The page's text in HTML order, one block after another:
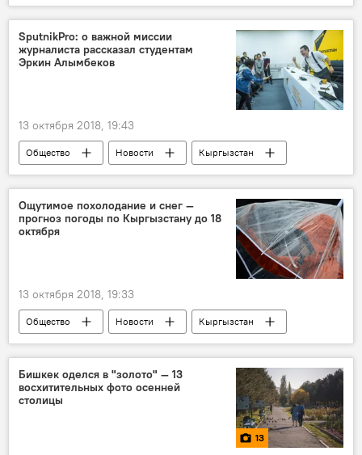
Балыкчи
ОДКБ учения
SputnikPro: о важной миссии
журналиста рассказал студентам
Эркин Алымбеков
13 октября 2018, 19:43
Общество Новости
Кыргызстан
Пресс-релизы
Пресс-центр
Эркин Алымбеков
Ощутимое похолодание и снег —
прогноз погоды по Кыргызстану до 18
октября
13 октября 2018, 19:33
Общество Новости
Кыргызстан
прогноз погоды
погода в Кыргызстане
Бишкек оделся в "золото" — 13
восхитительных фото осенней
столицы
13